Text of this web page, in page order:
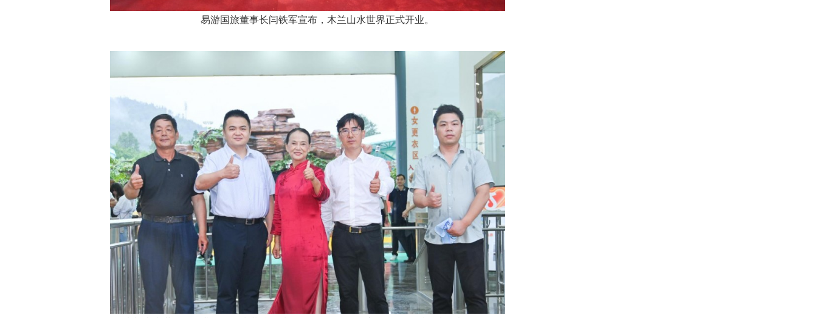
易游国旅董事长闫铁军宣布，木兰山水世界正式开业。